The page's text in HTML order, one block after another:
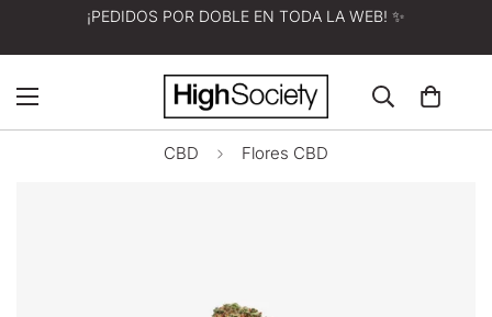
¡PEDIDOS POR DOBLE EN TODA LA WEB! ✨
CBD Flores CBD